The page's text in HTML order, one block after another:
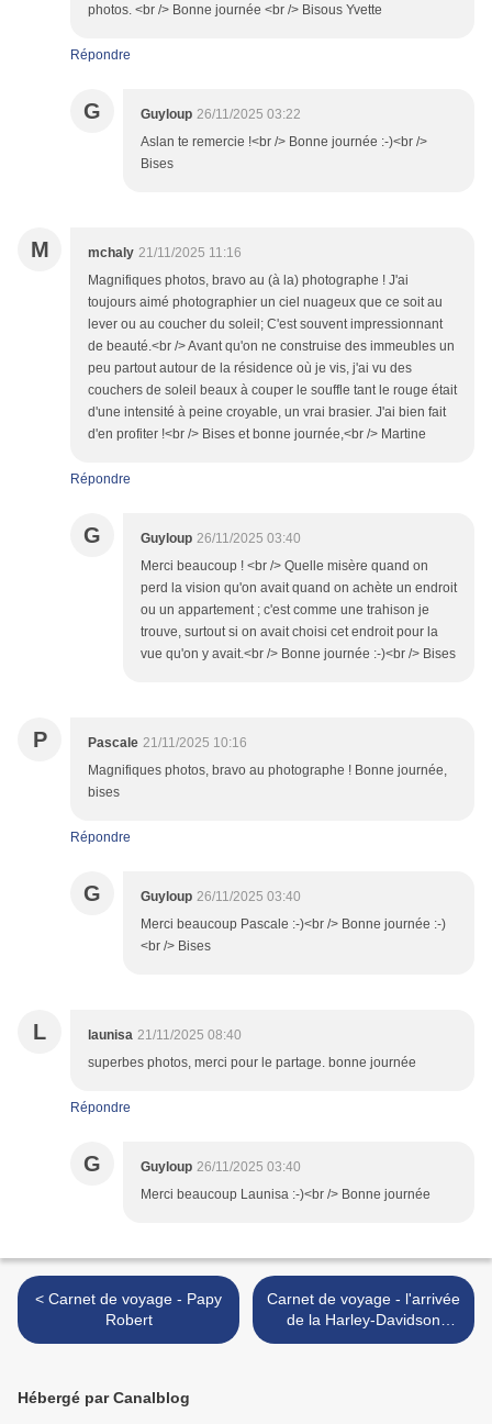
photos. <br /> Bonne journée <br /> Bisous Yvette
Répondre
G Guyloup 26/11/2025 03:22
Aslan te remercie !<br /> Bonne journée :-)<br />
Bises
M mchaly 21/11/2025 11:16
Magnifiques photos, bravo au (à la) photographe ! J'ai
toujours aimé photographier un ciel nuageux que ce soit au
lever ou au coucher du soleil; C'est souvent impressionnant
de beauté.<br /> Avant qu'on ne construise des immeubles un
peu partout autour de la résidence où je vis, j'ai vu des
couchers de soleil beaux à couper le souffle tant le rouge était
d'une intensité à peine croyable, un vrai brasier. J'ai bien fait
d'en profiter !<br /> Bises et bonne journée,<br /> Martine
Répondre
G Guyloup 26/11/2025 03:40
Merci beaucoup ! <br /> Quelle misère quand on
perd la vision qu'on avait quand on achète un endroit
ou un appartement ; c'est comme une trahison je
trouve, surtout si on avait choisi cet endroit pour la
vue qu'on y avait.<br /> Bonne journée :-)<br /> Bises
P Pascale 21/11/2025 10:16
Magnifiques photos, bravo au photographe ! Bonne journée,
bises
Répondre
G Guyloup 26/11/2025 03:40
Merci beaucoup Pascale :-)<br /> Bonne journée :-)
<br /> Bises
L launisa 21/11/2025 08:40
superbes photos, merci pour le partage. bonne journée
Répondre
G Guyloup 26/11/2025 03:40
Merci beaucoup Launisa :-)<br /> Bonne journée
< Carnet de voyage - Papy
Robert
Carnet de voyage - l'arrivée
de la Harley-Davidson
d'Aslan >
Hébergé par Canalblog